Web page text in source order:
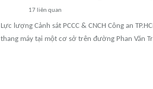
17liên quan
Lực lượng Cảnh sát PCCC & CNCH Công an
thang máy tại một cơ sở trên đường Phan Văn